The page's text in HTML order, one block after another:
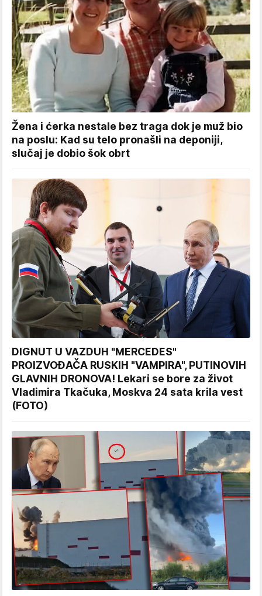
Žena i ćerka nestale bez traga dok je muž bio
na poslu: Kad su telo pronašli na deponiji,
slučaj je dobio šok obrt
DIGNUT U VAZDUH "MERCEDES"
PROIZVOĐAČA RUSKIH "VAMPIRA", PUTINOVIH
GLAVNIH DRONOVA! Lekari se bore za život
Vladimira Tkačuka, Moskva 24 sata krila vest
(FOTO)